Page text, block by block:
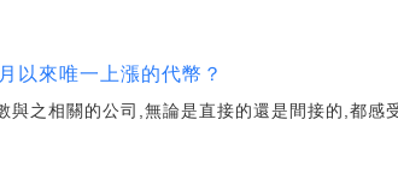
以來唯一上漲的代幣？
與之相關的公司,無論是直接的還是間接的,都感